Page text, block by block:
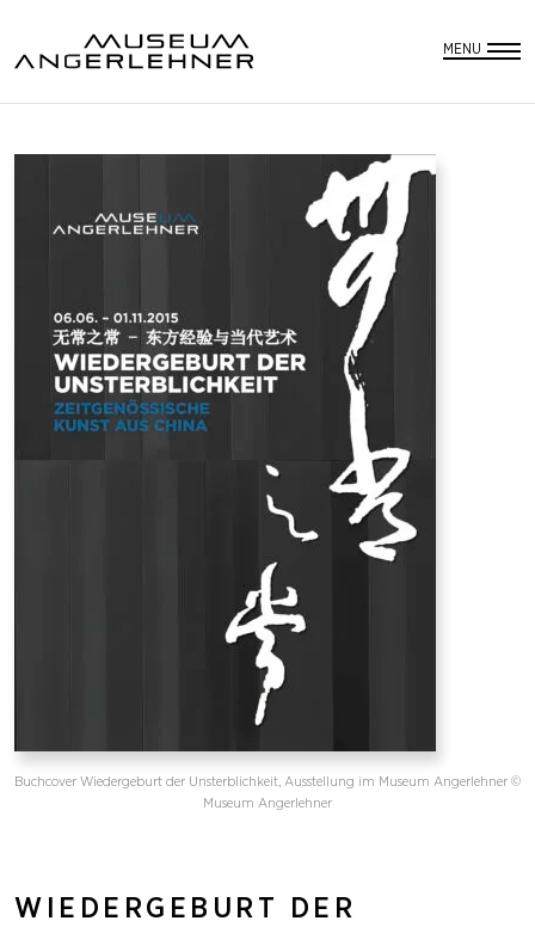
MENU
Buchcover Wiedergeburt der Unsterblichkeit, Ausstellung im Museum Angerlehner ©
Museum Angerlehner
WIEDERGEBURT DER